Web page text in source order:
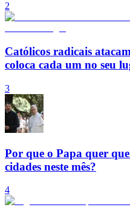
2
Católicos radicais
coloca cada um no seu
3
Por que o Papa quer
cidades neste mês?
4